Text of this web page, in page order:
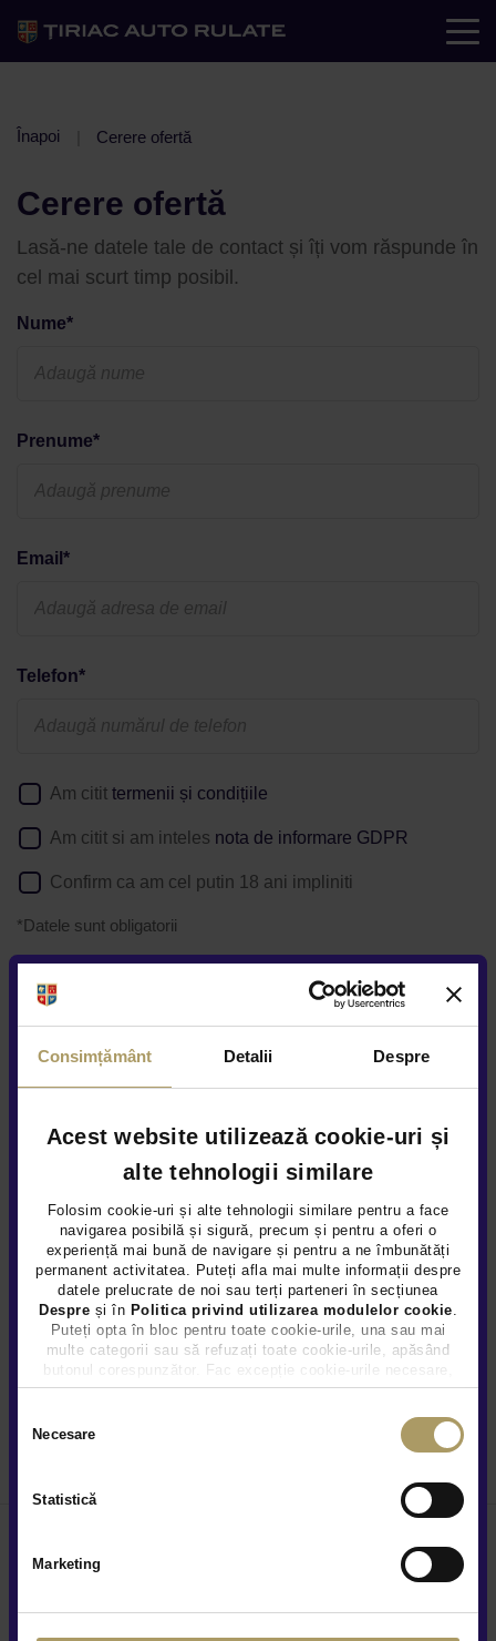
Consimțământ Detalii Despre
Acest website utilizează cookie-uri și
alte tehnologii similare
Folosim cookie-uri și alte tehnologii similare pentru a face
navigarea posibilă și sigură, precum și pentru a oferi o
experiență mai bună de navigare și pentru a ne îmbunătăți
permanent activitatea. Puteți afla mai multe informații despre
datele prelucrate de noi sau terți parteneri în secțiunea
Despre și în Politica privind utilizarea modulelor cookie
Puteți opta în bloc pentru toate cookie-urile, una sau mai
multe categorii sau să refuzați toate cookie-urile, apăsând
butonul corespunzător. Fac excepție cookie-urile necesare,
care sunt activate automat, conform legislației în vigoare.
Necesare
Statistică
Marketing
Înapoi Cerere ofertă
Cerere ofertă
Lasă-ne datele tale de contact și îți vom răspunde în
cel mai scurt timp posibil.
Nume*
Prenume*
Email*
Telefon*
Am citit termenii și condițiile
Am citit si am inteles nota de informare GDPR
Confirm ca am cel putin 18 ani impliniti
*Datele sunt obligatorii
Daca solicitati detalii despre o anumita oferta postata pe
website, puteti afla
cum va prelucram datele
Sunteți de acord ca Țiriac Auto să utilizeze informațiile
Da Nu
Sunteți de acord să vă contactăm ocazional pentru sondaje
despre produsele și serviciile Țiriac Auto, în condițiile explicate
aici
Da Nu
Trimite